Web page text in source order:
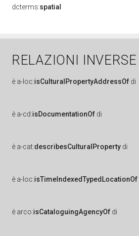
dcterms:spatial
RELAZIONI INVERSE
è a-loc:isCulturalPropertyAddressOf di
è a-cd:isDocumentationOf di
è a-cat:describesCulturalProperty di
è a-loc:isTimeIndexedTypedLocationOf
è arco:isCataloguingAgencyOf di